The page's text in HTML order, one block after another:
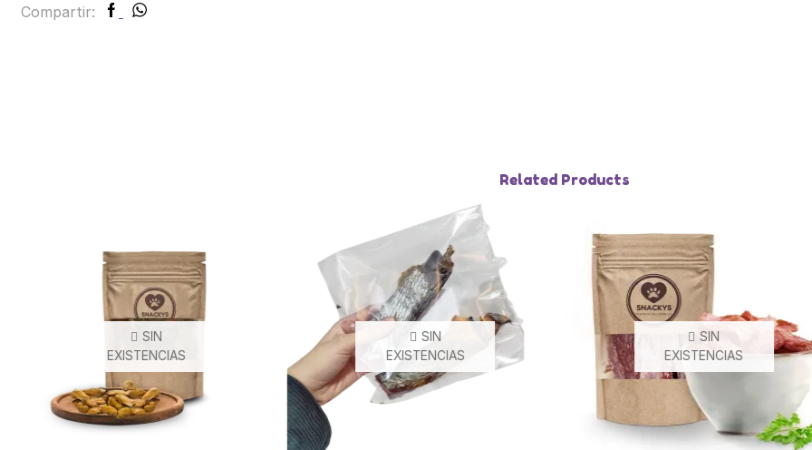
Compartir:
Facebook
Whatsapp
Related Products
SIN
EXISTENCIAS
SIN
EXISTENCIAS
SIN
EXISTENCIAS